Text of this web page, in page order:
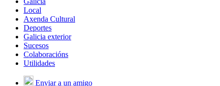
Local
Axenda Cultural
Deportes
Galicia exterior
Sucesos
Colaboracións
Utilidades
Enviar a un amigo